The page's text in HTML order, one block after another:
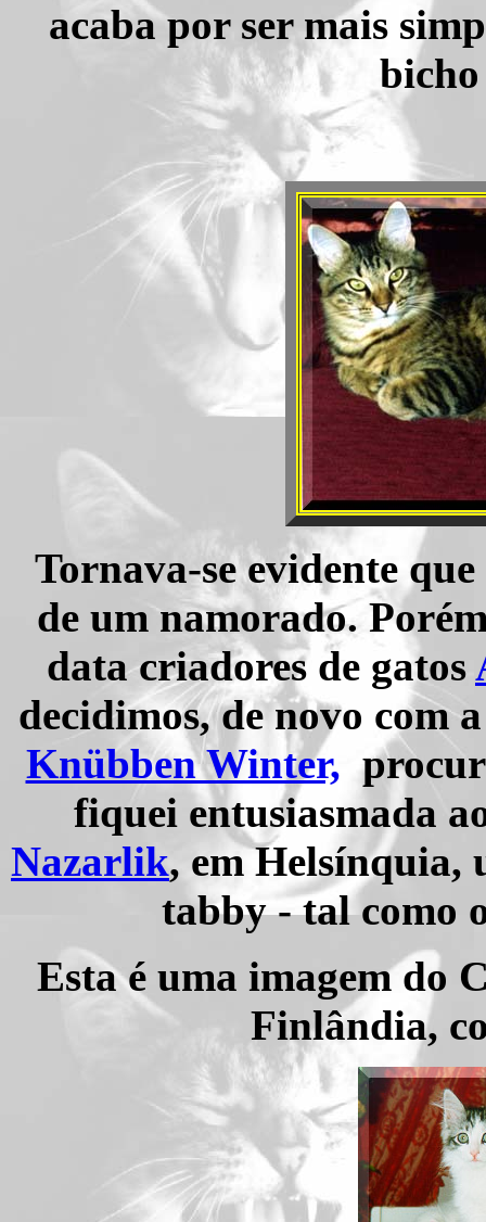
acaba por ser mais
Tornava-se evidente
de um namorado.
data criadores de gatos
decidimos, de novo com
Knübben Winter,
fiquei entusiasmada
Nazarlik, em Helsínquia,
tabby - tal como
Esta é uma imagem do
Finlândia,